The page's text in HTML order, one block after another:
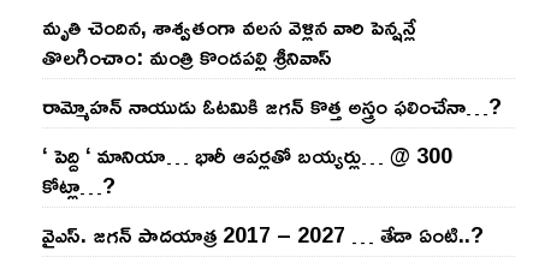
మృతి చెందిన, శాశ్వతంగా వలస వెళ్లిన వారి పెన్ష‌న్లే
తొల‌గించాం: మంత్రి కొండపల్లి శ్రీనివాస్
రామ్మోహ‌న్ నాయుడు ఓట‌మికి జ‌గ‌న్ కొత్త అస్త్రం ఫ‌లించేనా…?
‘ పెద్ది ‘ మానియా… భారీ ఆప‌ర్ల‌తో బ‌య్య‌ర్లు… @ 300
కోట్లా…?
వైఎస్‌. జ‌గ‌న్ పాద‌యాత్ర 2017 – 2027 … తేడా ఏంటి..?